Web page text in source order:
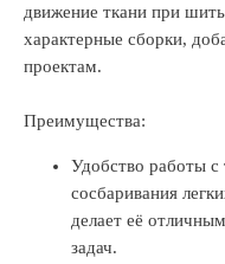
движение ткани при
характерные сборки,
проектам.
Преимущества:
Удобство работы с
сосбаривания
делает её
задач.